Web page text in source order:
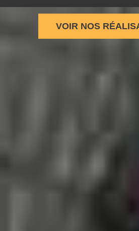
VOIR NOS